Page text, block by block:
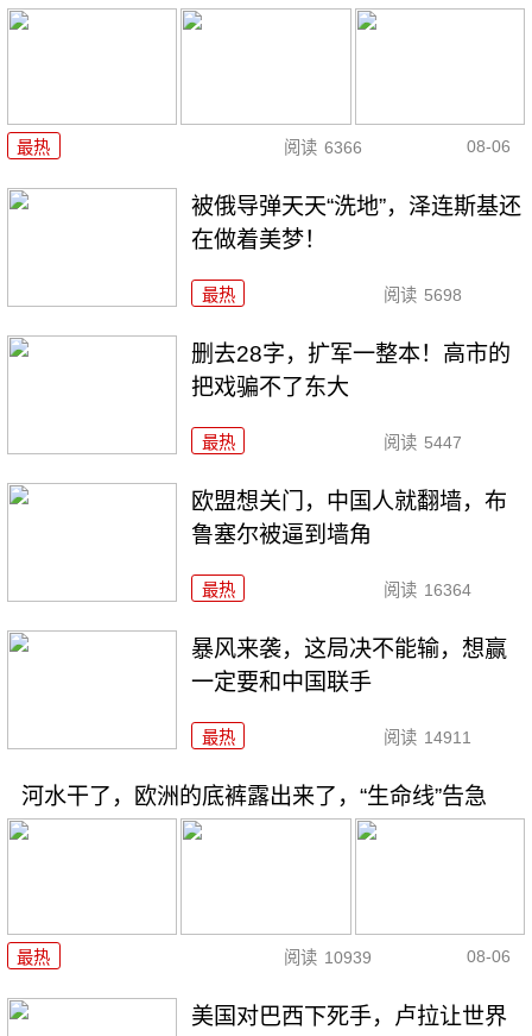
最热 阅读 6366 08-06
被俄导弹天天“洗地”，泽连斯基还
在做着美梦！
最热 阅读 5698
删去28字，扩军一整本！高市的
把戏骗不了东大
最热 阅读 5447
欧盟想关门，中国人就翻墙，布
鲁塞尔被逼到墙角
最热 阅读 16364
暴风来袭，这局决不能输，想赢
一定要和中国联手
最热 阅读 14911
河水干了，欧洲的底裤露出来了，“生命线”告急
最热 阅读 10939 08-06
美国对巴西下死手，卢拉让世界